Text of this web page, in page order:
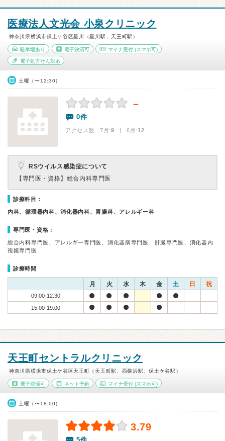
医療法人文光会 小泉クリニック
神奈川県横浜市保土ケ谷区星川（星川駅、天王町駅）
駐車場あり 電子決済可 マイナ受付 (スマホ可)
電子処方せん対応
土曜（〜12:30）
－
0件
アクセス数 7月:9 | 6月:12
RSウイルス感染症について
【専門医・資格】 総合内科専門医
診療科目：
内科、循環器内科、消化器内科、胃腸科、アレルギー科
専門医・資格：
総合内科専門医、アレルギー専門医、消化器病専門医、肝臓専門医、消化器内
視鏡専門医
診療時間
月 火 水 木 金 土 日 祝
09:00-12:30
15:00-19:00
天王町セントラルクリニック
神奈川県横浜市保土ケ谷区天王町（天王町駅、西横浜駅、保土ケ谷駅）
電子決済可 ネット予約 マイナ受付 (スマホ可)
土曜（〜18:00）
3.79